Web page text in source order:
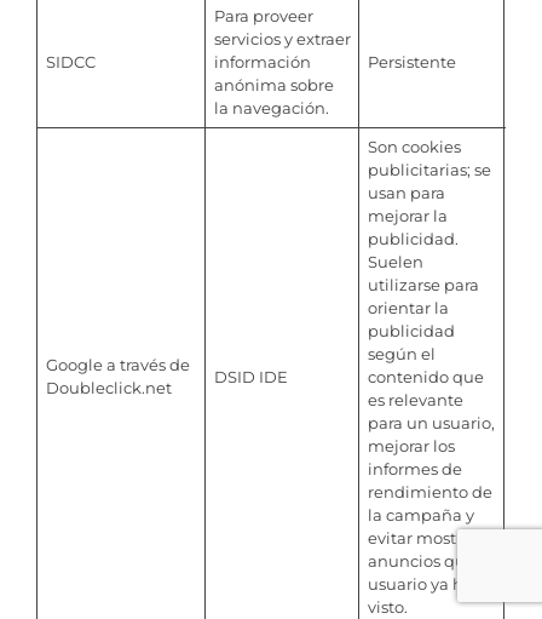
SIDCC
Para proveer
servicios y extraer
información
anónima sobre
la navegación.
Persistente
Google a través de
Doubleclick.net
DSID IDE
Son cookies
publicitarias; se
usan para
mejorar la
publicidad.
Suelen
utilizarse para
orientar la
publicidad
según el
contenido que
es relevante
para un usuario,
mejorar los
informes de
rendimiento de
la campaña y
evitar mostrar
anuncios que el
usuario ya haya
visto.